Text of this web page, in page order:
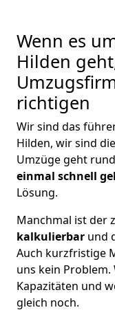
Wenn es
Hilden
richtigen
Wir sind das
Hilden, wir sind
Umzüge geht
einmal schnell
Lösung.
Manchmal ist der
kalkulierbar und
Auch kurzfristige
uns kein
Kapazitäten und
gleich noch.